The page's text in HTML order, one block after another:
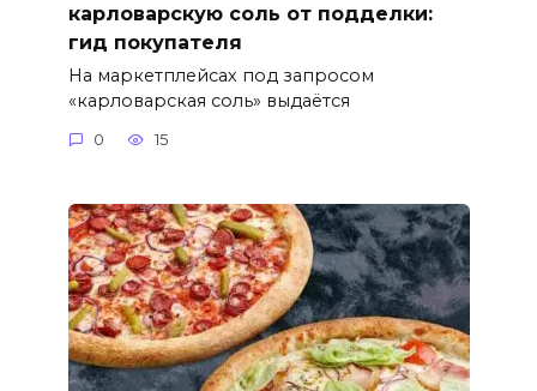
карловарскую соль от подделки:
гид покупателя
На маркетплейсах под запросом
«карловарская соль» выдаётся
0 15